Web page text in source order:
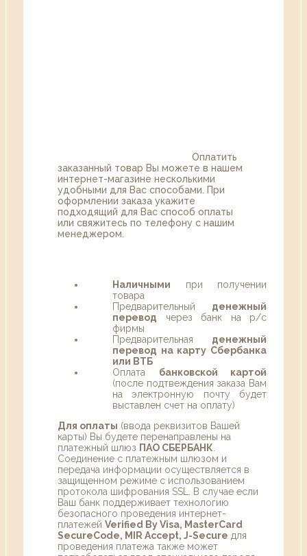
Оплатить
заказанный товар Вы можете в нашем
интернет-магазине несколькими
удобными для Вас способами. При
оформлении заказа укажите
подходящий для Вас способ оплаты
или свяжитесь по телефону с нашим
менеджером.
Наличными при получении
товара
Предварительный денежный
перевод через банк на р/с
фирмы
Предварительная денежный
перевод на карту Сбербанка
или ВТБ
Оплата банковской картой
(после подтвеждения заказа Вам
на электронную почту будет
выставлен счет на оплату)
Для оплаты (ввода реквизитов Вашей
карты) Вы будете перенаправлены на
платежный шлюз ПАО СБЕРБАНК
Соединение с платежным шлюзом и
передача информации осуществляется в
защищенном режиме с использованием
протокола шифрования SSL. В случае если
Ваш банк поддерживает технологию
безопасного проведения интернет-
платежей Verified By Visa, MasterCard
SecureCode, MIR Accept, J-Secure для
проведения платежа также может